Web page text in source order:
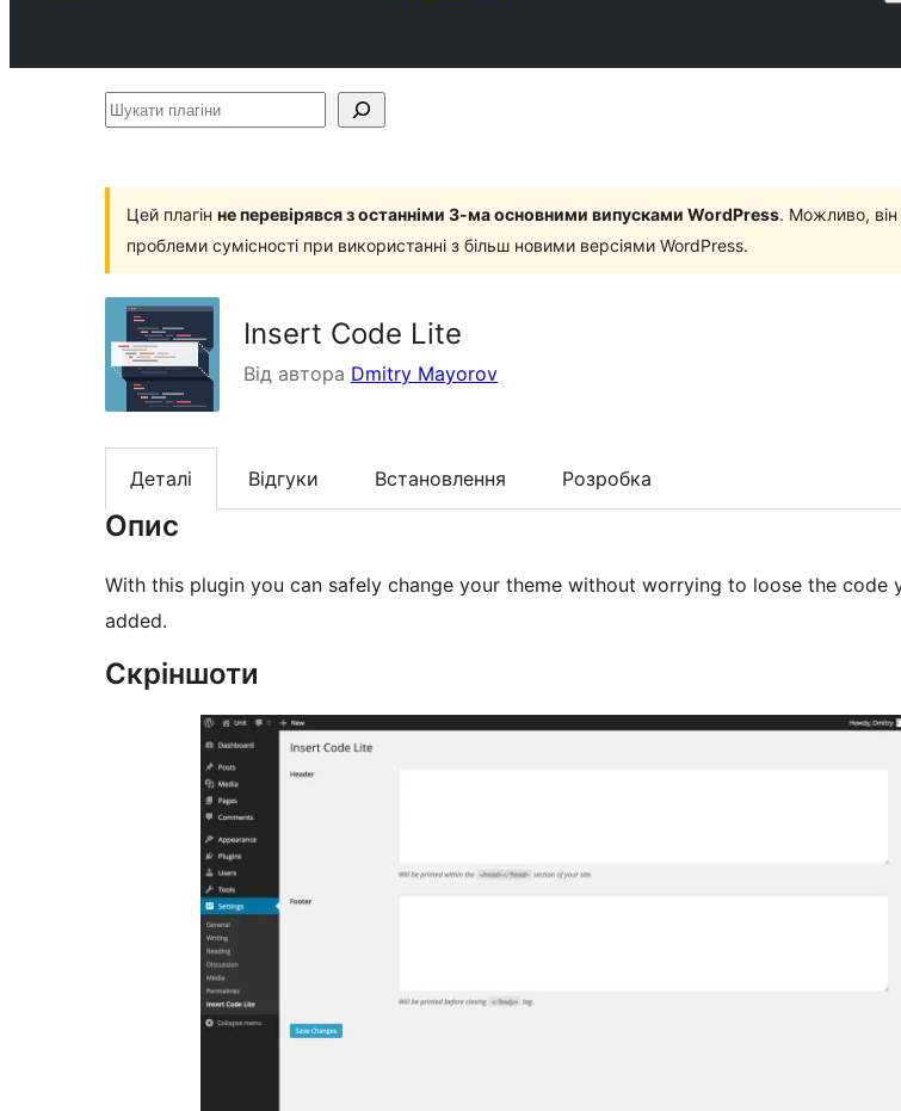
Шукати
Цей плагін не перевірявся з останніми 3-ма основними випусками WordPress. Можливо, він
проблеми сумісності при використанні з більш новими версіями WordPress.
Insert Code Lite
Від автора Dmitry Mayorov
Деталі Відгуки Встановлення Розробка
Опис
With this plugin you can safely change your theme without worrying to loose the code
added.
Скріншоти